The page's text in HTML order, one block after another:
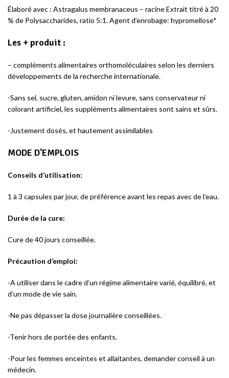
Élaboré avec : Astragalus membranaceus – racine Extrait titré à 20
% de Polysaccharides, ratio 5:1. Agent d’enrobage: hypromellose*
Les + produit :
– compléments alimentaires orthomoléculaires selon les derniers
développements de la recherche internationale.
-Sans sel, sucre, gluten, amidon ni levure, sans conservateur ni
colorant artificiel, les suppléments alimentaires sont sains et sûrs.
-Justement dosés, et hautement assimilables
MODE D’EMPLOIS
Conseils d’utilisation:
1 à 3 capsules par jour, de préférence avant les repas avec de l’eau.
Durée de la cure:
Cure de 40 jours conseillée.
Précaution d’emploi:
-A utiliser dans le cadre d’un régime alimentaire varié, équilibré, et
d’un mode de vie sain.
-Ne pas dépasser la dose journalière conseillées.
-Tenir hors de portée des enfants.
-Pour les femmes enceintes et allaitantes, demander conseil à un
médecin.